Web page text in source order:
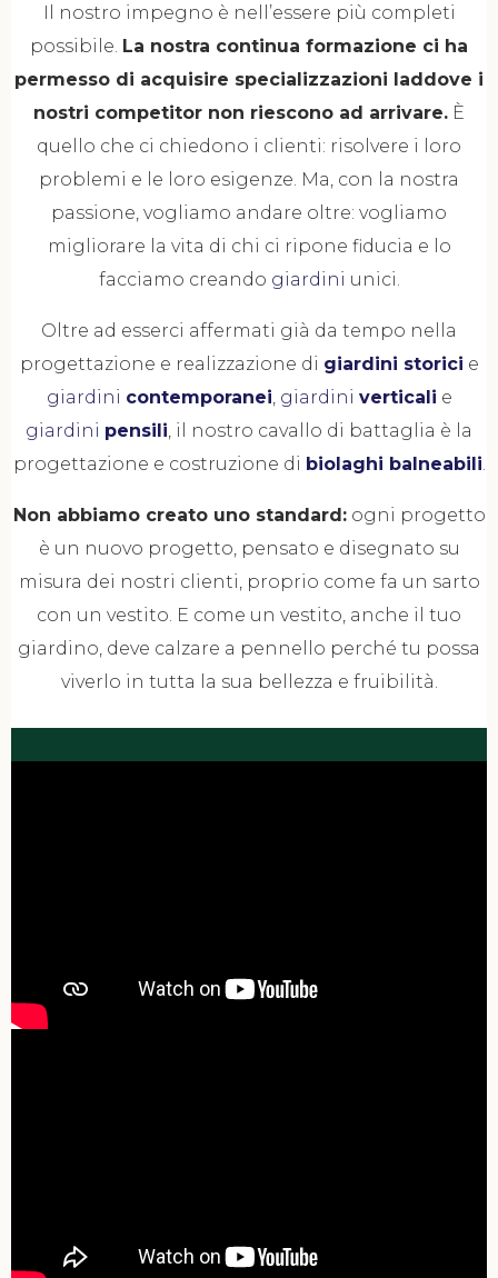
Il nostro impegno è nell’essere più completi
possibile. La nostra continua formazione ci ha
permesso di acquisire specializzazioni laddove i
nostri competitor non riescono ad arrivare. È
quello che ci chiedono i clienti: risolvere i loro
problemi e le loro esigenze. Ma, con la nostra
passione, vogliamo andare oltre: vogliamo
migliorare la vita di chi ci ripone fiducia e lo
facciamo creando giardini unici.
Oltre ad esserci affermati già da tempo nella
progettazione e realizzazione di giardini storici e
giardini contemporanei, giardini verticali e
giardini pensili, il nostro cavallo di battaglia è la
progettazione e costruzione di biolaghi balneabili.
Non abbiamo creato uno standard:ogni progetto
è un nuovo progetto, pensato e disegnato su
misura dei nostri clienti, proprio come fa un sarto
con un vestito. E come un vestito, anche il tuo
giardino, deve calzare a pennello perché tu possa
viverlo in tutta la sua bellezza e fruibilità.